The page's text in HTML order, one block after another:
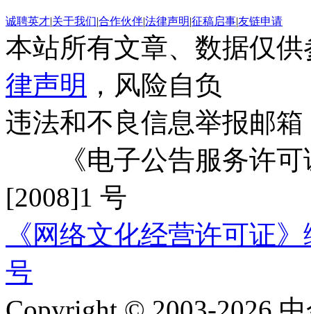
诚聘英才|关于我们|合作伙伴|法律声明|征稿启事|友链申请
本站所有文章、数据仅
律声明 ，风险自负
违法和不良信息举报邮箱
《电子公告服务许可
[2008]1 号
《网络文化经营许可证
号